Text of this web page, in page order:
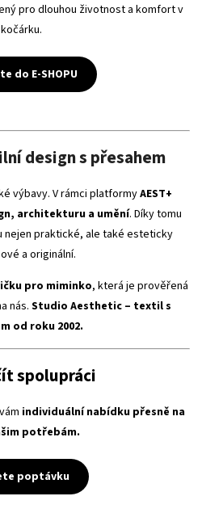
pro dlouhou životnost a komfort v
kočárku.
do E-SHOPU
design s přesahem
výbavy. V rámci platformyAEST+
architekturu a umění. Díky tomu
praktické, ale také esteticky
a originální.
pro miminko, která je prověřená
nás. Studio Aesthetic – textil s
od roku 2002.
spolupráci
individuální nabídku přesně na
potřebám.
poptávku